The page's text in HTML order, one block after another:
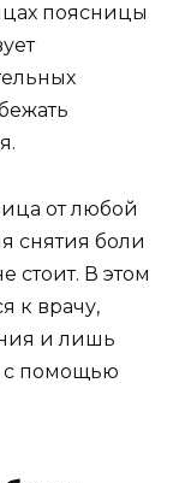
поясницы
от любой
снятия боли
стоит. В этом
к врачу,
и лишь
с помощью